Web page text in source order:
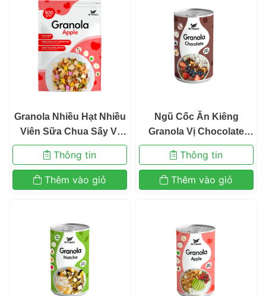
Granola Nhiều Hạt Nhiều
Viên Sữa Chua Sấy Vị
Táo Ngũ Cốc Ăn Kiêng
Befresco 380g
Thông tin
Thêm vào giỏ
Ngũ Cốc Ăn Kiêng
Granola Vị Chocolate
Không Nho Khô Mix Sữa
Chua Sấy Khô Befresco
300g
Thông tin
Thêm vào giỏ